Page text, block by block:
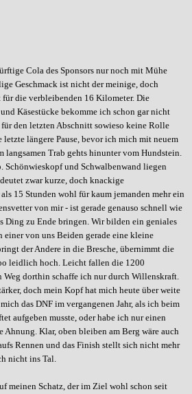
Cola des Sponsors nur noch mit Mühe
Geschmack ist nicht der meinige, doch
die verbleibenden 16 Kilometer. Die
Käsestücke bekomme ich schon gar nicht
den letzten Abschnitt sowieso keine Rolle
längere Pause, bevor ich mich mit neuem
langsamen Trab gehts hinunter vom Hundstein.
Schönwieskopf und Schwalbenwand liegen
zwar kurze, doch knackige
15 Stunden wohl für kaum jemanden mehr ein
von mir - ist gerade genauso schnell wie
Ding zu Ende bringen. Wir bilden ein geniales
einer von uns Beiden gerade eine kleine
der Andere in die Bresche, übernimmt die
leidlich hoch. Leicht fallen die 1200
Weg dorthin schaffe ich nur durch Willenskraft.
doch mein Kopf hat mich heute über weite
das DNF im vergangenen Jahr, als ich beim
aufgeben musste, oder habe ich nur einen
Ahnung. Klar, oben bleiben am Berg wäre auch
Rennen und das Finish stellt sich nicht mehr
nicht ins Tal.
meinen Schatz, der im Ziel wohl schon seit